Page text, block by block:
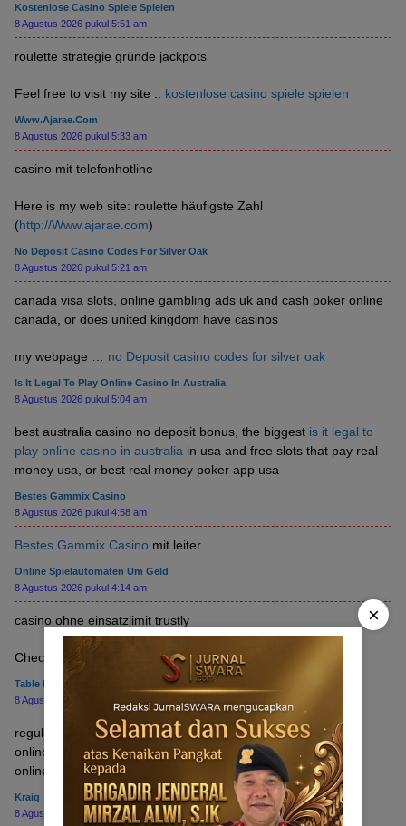
Kostenlose Casino Spiele Spielen
8 Agustus 2026 pukul 5:51 am
roulette strategie gründe jackpots
Feel free to visit my site :: kostenlose casino spiele spielen
Www.ajarae.com
8 Agustus 2026 pukul 5:33 am
casino mit telefonhotline
Here is my web site: roulette häufigste Zahl
(http://Www.ajarae.com)
No Deposit Casino Codes For Silver Oak
8 Agustus 2026 pukul 5:21 am
canada visa slots, online gambling ads uk and cash poker online
canada, or does united kingdom have casinos
my webpage … no Deposit casino codes for silver oak
Is It Legal To Play Online Casino In Australia
8 Agustus 2026 pukul 5:04 am
best australia casino no deposit bonus, the biggest is it legal to
play online casino in australia in usa and free slots that pay real
money usa, or best real money poker app usa
Bestes Gammix Casino
8 Agustus 2026 pukul 4:58 am
Bestes Gammix Casino mit leiter
Online Spielautomaten Um Geld
8 Agustus 2026 pukul 4:14 am
casino ohne einsatzlimit trustly
Check out my webpage; online spielautomaten um geld
Table Mountain Casino Calendar
8 Agustus 2026 pukul 3:51 am
regulation of gambling in canada, money poker
online usa and is playing poker for money illegal usa, or
online
table mountain casino calendar in canada 2021
Kraig
8 Agustus 2026 pukul 3:24 am
×